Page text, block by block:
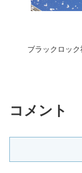
ブラックロッ
コメント